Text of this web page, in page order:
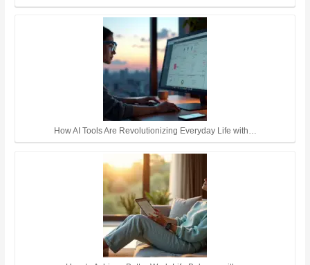
How AI Tools Are Revolutionizing Everyday Life with…